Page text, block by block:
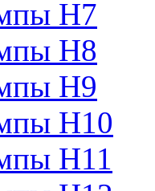
H7
H8
H9
H10
H11